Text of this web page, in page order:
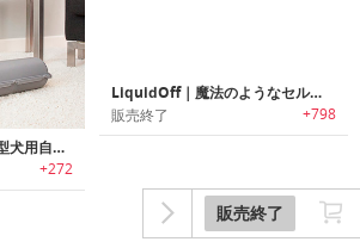
販売終了
Brilliant Pad｜室内小型犬用自動クリーニング機能搭載トイレ「ブリリアントパッド」
+272
LiquidOff｜魔法のようなセルフクリーニング、撥水スプレー
販売終了 +798